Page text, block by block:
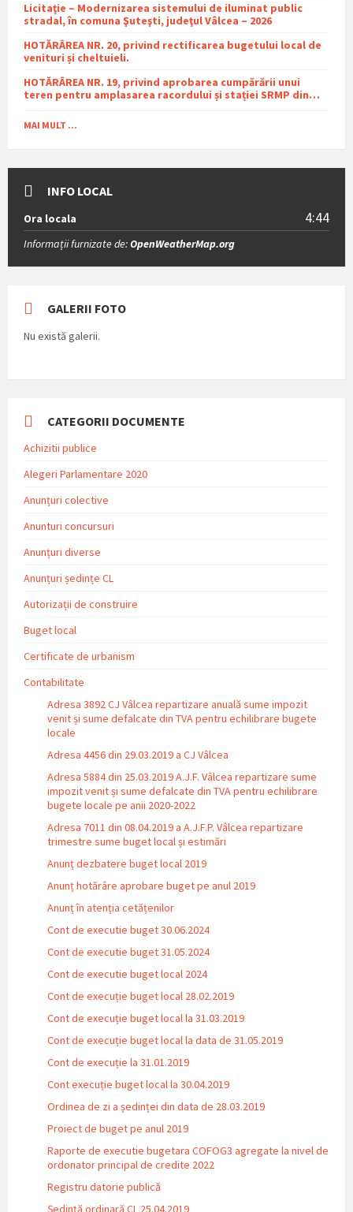
Licitaţie – Modernizarea sistemului de iluminat public
stradal, în comuna Şuteşti, judeţul Vâlcea – 2026
HOTĂRÂREA NR. 20, privind rectificarea bugetului local de
venituri și cheltuieli.
HOTĂRÂREA NR. 19, privind aprobarea cumpărării unui
teren pentru amplasarea racordului și stației SRMP din
comuna Sutești.
MAI MULT ...
INFO LOCAL
Ora locala 4:44
Informații furnizate de:OpenWeatherMap.org
GALERII FOTO
Nu există galerii.
CATEGORII DOCUMENTE
Achizitii publice
Alegeri Parlamentare 2020
Anunțuri colective
Anunturi concursuri
Anunțuri diverse
Anunțuri ședințe CL
Autorizații de construire
Buget local
Certificate de urbanism
Contabilitate
Adresa 3892 CJ Vâlcea repartizare anuală sume impozit
venit și sume defalcate din TVA pentru echilibrare bugete
locale
Adresa 4456 din 29.03.2019 a CJ Vâlcea
Adresa 5884 din 25.03.2019 A.J.F. Vâlcea repartizare sume
impozit venit și sume defalcate din TVA pentru echilibrare
bugete locale pe anii 2020-2022
Adresa 7011 din 08.04.2019 a A.J.F.P. Vâlcea repartizare
trimestre sume buget local și estimări
Anunț dezbatere buget local 2019
Anunț hotărâre aprobare buget pe anul 2019
Anunț în atenția cetățenilor
Cont de executie buget 30.06.2024
Cont de executie buget 31.05.2024
Cont de executie buget local 2024
Cont de execuție buget local 28.02.2019
Cont de execuție buget local la 31.03.2019
Cont de execuție buget local la data de 31.05.2019
Cont de execuție la 31.01.2019
Cont execuție buget local la 30.04.2019
Ordinea de zi a ședinței din data de 28.03.2019
Proiect de buget pe anul 2019
Raporte de executie bugetara COFOG3 agregate la nivel de
ordonator principal de credite 2022
Registru datorie publică
Ședință ordinară CL 25.04.2019